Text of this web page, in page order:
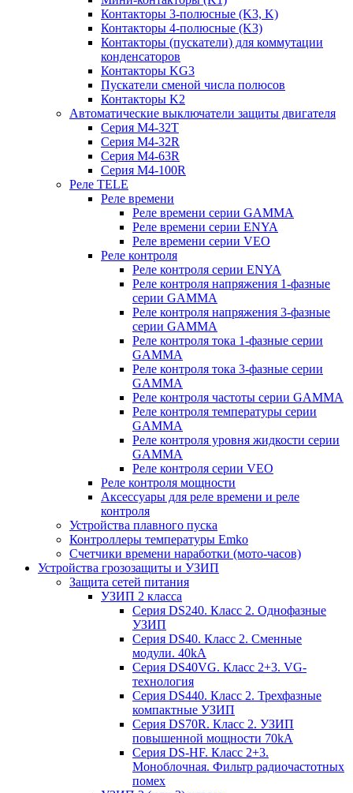
Контакторы 3-полюсные (K3, K)
Контакторы 4-полюсные (K3)
Контакторы (пускатели) для коммутации
конденсаторов
Контакторы KG3
Пускатели сменой числа полюсов
Контакторы K2
Автоматические выключатели защиты двигателя
Серия M4-32T
Серия M4-32R
Серия M4-63R
Серия M4-100R
Реле TELE
Реле времени
Реле времени серии GAMMA
Реле времени серии ENYA
Реле времени серии VEO
Реле контроля
Реле контроля серии ENYA
Реле контроля напряжения 1-фазные
серии GAMMA
Реле контроля напряжения 3-фазные
серии GAMMA
Реле контроля тока 1-фазные серии
GAMMA
Реле контроля тока 3-фазные серии
GAMMA
Реле контроля частоты серии GAMMA
Реле контроля температуры серии
GAMMA
Реле контроля уровня жидкости серии
GAMMA
Реле контроля серии VEO
Реле контроля мощности
Аксессуары для реле времени и реле
контроля
Устройства плавного пуска
Контроллеры температуры Emko
Счетчики времени наработки (мото-часов)
Устройства грозозащиты и УЗИП
Защита сетей питания
УЗИП 2 класса
Серия DS240. Класс 2. Однофазные
УЗИП
Серия DS40. Класс 2. Сменные
модули. 40kA
Серия DS40VG. Класс 2+3. VG-
технология
Серия DS440. Класс 2. Трехфазные
компактные УЗИП
Серия DS70R. Класс 2. УЗИП
повышенной мощности 70kA
Серия DS-HF. Класс 2+3.
Моноблочная. Фильтр радиочастотных
помех